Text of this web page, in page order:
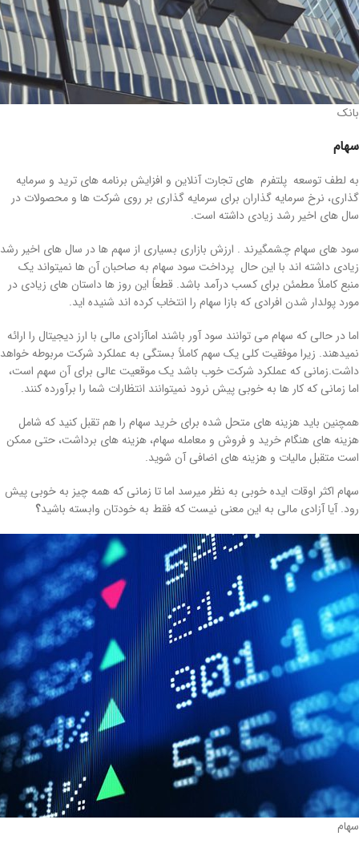
بانک
سهام
به لطف توسعه پلتفرم های تجارت آنلاین و افزایش برنامه های ترید و سرمایه
گذاری، نرخ سرمایه گذاران برای سرمایه گذاری بر روی شرکت ها و محصولات در
سال های اخیر رشد زیادی داشته است.
سود های سهام چشمگیرند . ارزش بازاری بسیاری از سهم ها در سال های اخیر رشد
زیادی داشته اند با این حال پرداخت سود سهام به صاحبان آن ها نمیتواند یک
منبع کاملاً مطمئن برای کسب درآمد باشد. قطعاً این روز ها داستان های زیادی در
مورد پولدار شدن افرادی که بازا سهام را انتخاب کرده اند شنیده اید.
اما در حالی که سهام می توانند سود آور باشند اماآزادی مالی با ارز دیجیتال را ارائه
نمیدهند. زیرا موفقیت کلی یک سهم کاملاً بستگی به عملکرد شرکت مربوطه خواهد
داشت.زمانی که عملکرد شرکت خوب باشد یک موقعیت عالی برای آن سهم است،
اما زمانی که کار ها به خوبی پیش نرود نمیتوانند انتظارات شما را برآورده کنند.
همچنین باید هزینه های متحل شده برای خرید سهام را هم تقبل کنید که شامل
هزینه های هنگام خرید و فروش و معامله سهام، هزینه های برداشت، حتی ممکن
است متقبل مالیات و هزینه های اضافی آن شوید.
سهام اکثر اوقات ایده خوبی به نظر میرسد اما تا زمانی که همه چیز به خوبی پیش
رود. آیا آزادی مالی به این معنی نیست که فقط به خودتان وابسته باشید؟
سهام